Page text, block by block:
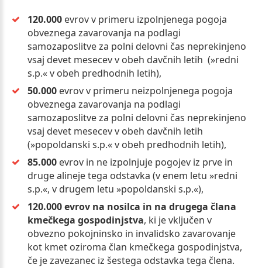
120.000 evrov v primeru izpolnjenega pogoja
obveznega zavarovanja na podlagi
samozaposlitve za polni delovni čas neprekinjeno
vsaj devet mesecev v obeh davčnih letih (»redni
s.p.« v obeh predhodnih letih),
50.000 evrov v primeru neizpolnjenega pogoja
obveznega zavarovanja na podlagi
samozaposlitve za polni delovni čas neprekinjeno
vsaj devet mesecev v obeh davčnih letih
(»popoldanski s.p.« v obeh predhodnih letih),
85.000 evrov in ne izpolnjuje pogojev iz prve in
druge alineje tega odstavka (v enem letu »redni
s.p.«, v drugem letu »popoldanski s.p.«),
120.000 evrov na nosilca in na drugega člana
kmečkega gospodinjstva, ki je vključen v
obvezno pokojninsko in invalidsko zavarovanje
kot kmet oziroma član kmečkega gospodinjstva,
če je zavezanec iz šestega odstavka tega člena.